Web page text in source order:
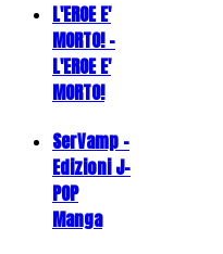
L'EROE E'
MORTO! -
L'EROE E'
MORTO!
SerVamp -
Edizioni J-
POP
Manga